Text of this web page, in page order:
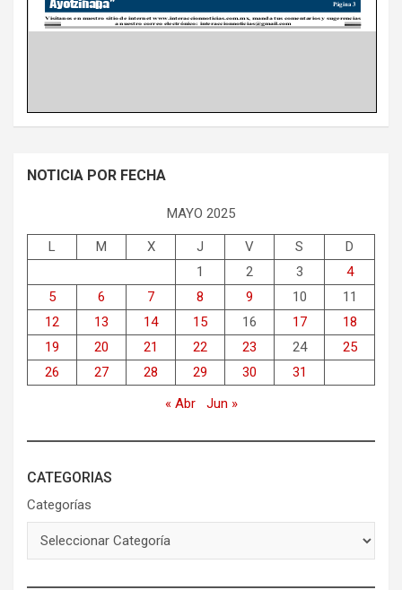
NOTICIA POR FECHA
MAYO 2025
L M X J V S
D
1
2 3
4
5
6 7 8 9 10
11
12
13 14 15 16 17
18
19
20 21 22 23 24
25
26
27 28 29 30
31
« Abr
Jun »
CATEGORIAS
Categorías